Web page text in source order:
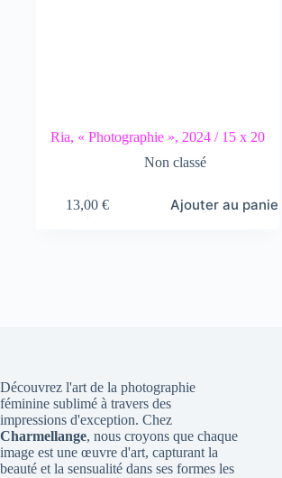
Ria, « Photographie », 2024 / 15 x 20
Non classé
13,00€ Ajouter au panier
Découvrez l'art de la photographie
féminine sublimé à travers des
impressions d'exception. Chez
Charmellange, nous croyons que chaque
image est une œuvre d'art, capturant la
beauté et la sensualité dans ses formes les